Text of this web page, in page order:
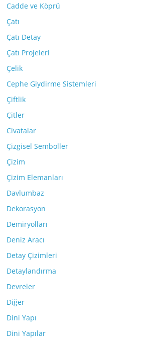
Cadde ve Köprü
Çatı
Çatı Detay
Çatı Projeleri
Çelik
Cephe Giydirme Sistemleri
Çiftlik
Çitler
Civatalar
Çizgisel Semboller
Çizim
Çizim Elemanları
Davlumbaz
Dekorasyon
Demiryolları
Deniz Aracı
Detay Çizimleri
Detaylandırma
Devreler
Diğer
Dini Yapı
Dini Yapılar